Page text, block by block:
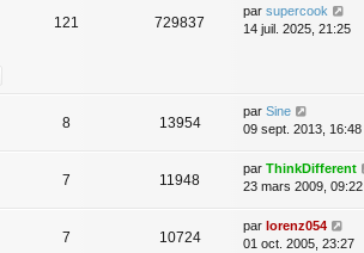
121 729837
par supercook
14 juil. 2025, 21:25
8 13954
par Sine
09 sept. 2013, 16:48
7 11948
par ThinkDifferent
23 mars 2009, 09:22
7 10724
par lorenz054
01 oct. 2005, 23:27